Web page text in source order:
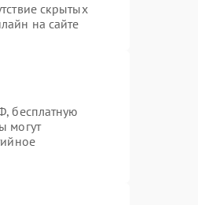
скрытых
на сайте
бесплатную
могут